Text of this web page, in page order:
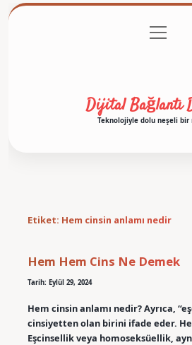
Gizlilik Politikası
menüyü
aç
Dijital Bağlantı
Teknolojiyle dolu neşeli bir
Etiket: Hem cinsin anlamı nedir
Hem Hem Cins Ne Demek
Tarih: Eylül 29, 2024
Hem cinsin anlamı nedir? Ayrıca,
cinsiyetten olan birini ifade eder.
Eşcinsellik veya homoseksüellik,